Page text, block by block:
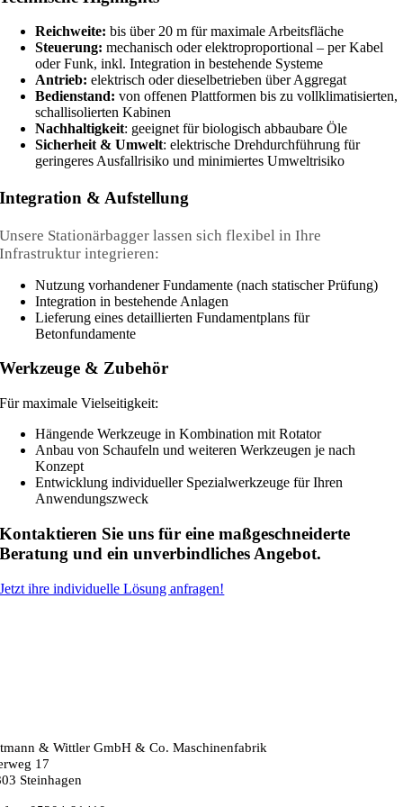
Reichweite: bis über 20 m für maximale Arbeitsfläche
Steuerung:mechanisch oder elektroproportional – per Kabel
oder Funk, inkl. Integration in bestehende Systeme
Antrieb: elektrisch oder dieselbetrieben über Aggregat
Bedienstand: von offenen Plattformen bis zu vollklimatisierten,
schallisolierten Kabinen
Nachhaltigkeit: geeignet für biologisch abbaubare Öle
Sicherheit & Umwelt: elektrische Drehdurchführung für
geringeres Ausfallrisiko und minimiertes Umweltrisiko
Integration & Aufstellung
Unsere Stationärbagger lassen sich flexibel in Ihre
Infrastruktur integrieren:
Nutzung vorhandener Fundamente (nach statischer Prüfung)
Integration in bestehende Anlagen
Lieferung eines detaillierten Fundamentplans für
Betonfundamente
Werkzeuge & Zubehör
Für maximale Vielseitigkeit:
Hängende Werkzeuge in Kombination mit Rotator
Anbau von Schaufeln und weiteren Werkzeugen je nach
Konzept
Entwicklung individueller Spezialwerkzeuge für Ihren
Anwendungszweck
Kontaktieren Sie uns für eine maßgeschneiderte
Beratung und ein unverbindliches Angebot.
Jetzt ihre individuelle Lösung anfragen!
& Wittler GmbH & Co. Maschinenfabrik
17
Steinhagen